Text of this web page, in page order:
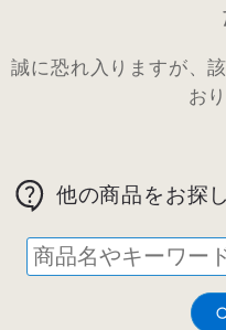
誠に恐れ入りますが、
お
他の商品をお探